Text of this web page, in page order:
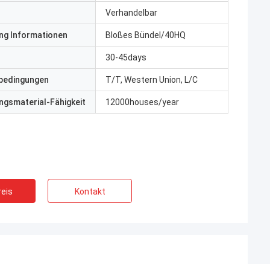
Verhandelbar
Informationen Bloßes Bündel/40HQ
30-45days
T/T, Western Union, L/C
Fähigkeit 12000houses/year
Kontakt